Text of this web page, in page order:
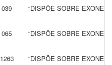
039 “DISPÕE SOBRE
065 “DISPÕE SOBRE
1263 “DISPÕE SOBRE